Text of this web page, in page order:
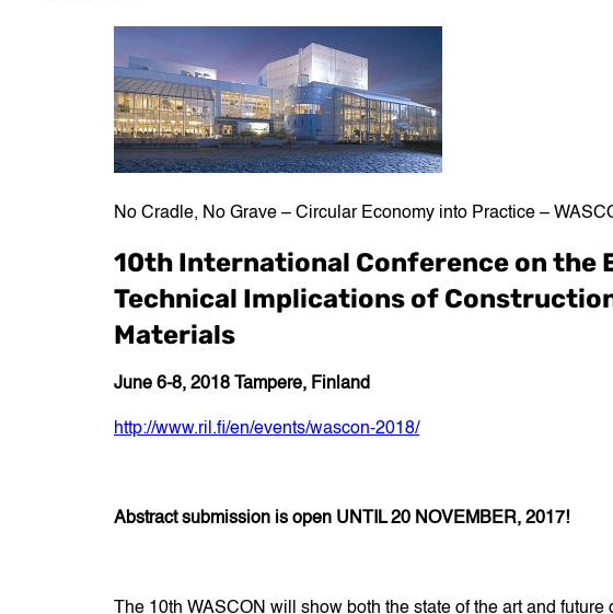
No Cradle, No Grave – Circular Economy into Practice –
10th International Conference on the
Technical Implications of
Materials
June 6-8, 2018 Tampere, Finland
http://www.ril.fi/en/events/wascon-2018/
Abstract submission is open UNTIL 20 NOVEMBER, 2017!
The 10th WASCON will show both the state of the art and